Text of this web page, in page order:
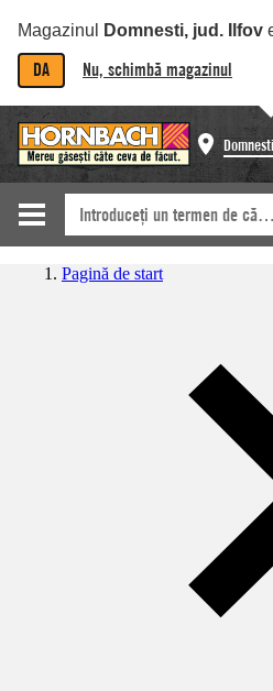
Magazinul Domnesti, jud. Ilfov
DA Nu, schimbă magazinul
Pagină de start